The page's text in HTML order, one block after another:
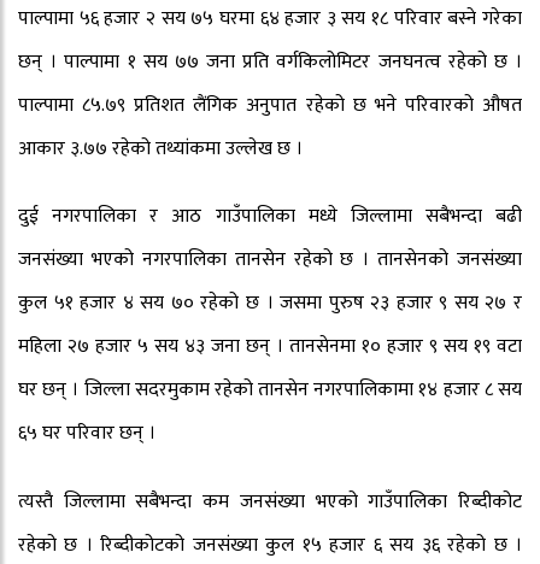
पाल्पामा ५६ हजार २ सय ७५ घरमा ६४ हजार ३ सय १८ परिवार बस्ने गरेका
छन् । पाल्पामा १ सय ७७ जना प्रति वर्गकिलोमिटर जनघनत्व रहेको छ ।
पाल्पामा ८५.७९ प्रतिशत लैंगिक अनुपात रहेको छ भने परिवारको औषत
आकार ३.७७ रहेको तथ्यांकमा उल्लेख छ ।
दुई नगरपालिका र आठ गाउँपालिका मध्ये जिल्लामा सबैभन्दा बढी
जनसंख्या भएको नगरपालिका तानसेन रहेको छ । तानसेनको जनसंख्या
कुल ५१ हजार ४ सय ७० रहेको छ । जसमा पुरुष २३ हजार ९ सय २७ र
महिला २७ हजार ५ सय ४३ जना छन् । तानसेनमा १० हजार ९ सय १९ वटा
घर छन् । जिल्ला सदरमुकाम रहेको तानसेन नगरपालिकामा १४ हजार ८ सय
६५ घर परिवार छन् ।
त्यस्तै जिल्लामा सबैभन्दा कम जनसंख्या भएको गाउँपालिका रिब्दीकोट
रहेको छ । रिब्दीकोटको जनसंख्या कुल १५ हजार ६ सय ३६ रहेको छ ।